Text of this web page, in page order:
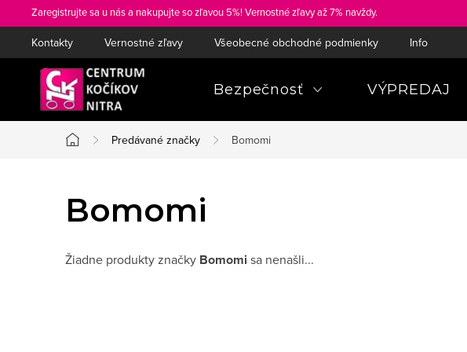
na
Zaregistrujte sa u nás a nakupujte so zľavou 5%! Vernostné zľavy až 7% navždy.
Kontakty Vernostné zľavy Všeobecné obchodné podmienky Informácie
Bezpečnosť VÝPREDAJ
Domov
Predávané značky Bomomi
Bomomi
Žiadne produkty značky Bomomi sa nenašli...